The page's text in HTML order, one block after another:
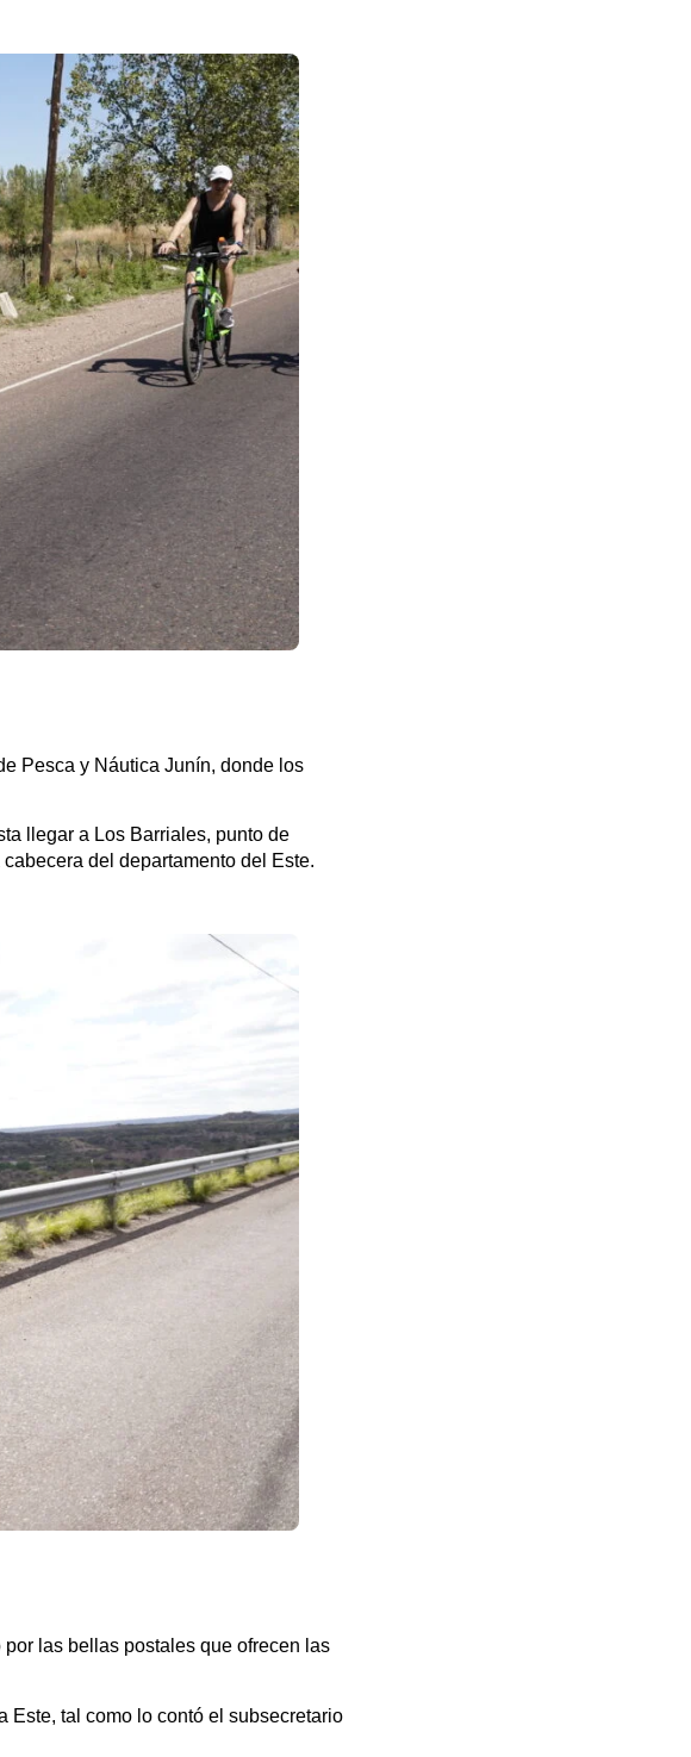
Pesca y Náutica Junín, donde los
llegar a Los Barriales, punto de
del departamento del Este.
las bellas postales que ofrecen las
Este, tal como lo contó el subsecretario